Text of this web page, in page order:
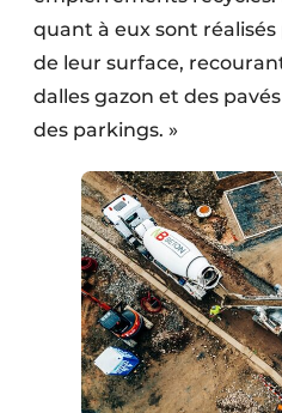
quant à eux sont réalisés
de leur surface,
dalles gazon et des
des parkings. »